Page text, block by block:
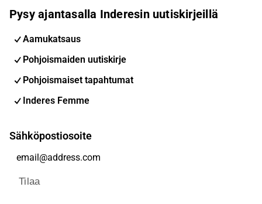
Pysy ajantasalla Inderesin uutiskirjeillä
Aamukatsaus
Pohjoismaiden uutiskirje
Pohjoismaiset tapahtumat
Inderes Femme
Sähköpostiosoite
Tilaa